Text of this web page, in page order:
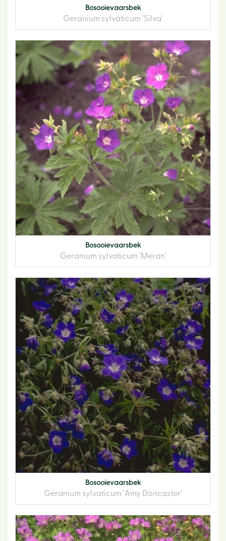
Bosooievaarsbek
Geranium sylvaticum 'Silva'
Bosooievaarsbek
Geranium sylvaticum 'Meran'
Bosooievaarsbek
Geranium sylvaticum 'Amy Doncaster'